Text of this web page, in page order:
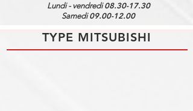
Lundi - vendredi08.30-17.30
Samedi09.00-12.00
TYPE MITSUBISHI